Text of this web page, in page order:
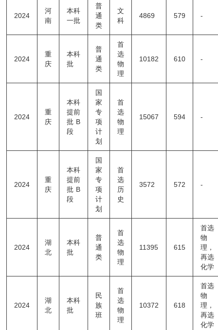
2024
河
南
本科
一批
普
通
类
文
科
4869 579 -
2024
重
庆
本科
批
普
通
类
首
选
物
理
10182 610 -
2024
重
庆
本科
提前
批B
段
国
家
专
项
计
划
首
选
物
理
15067 594 -
2024
重
庆
本科
提前
批B
段
国
家
专
项
计
划
首
选
历
史
3572 572 -
2024
湖
北
本科
批
普
通
类
首
选
物
理
11395 615
首选
物
理，
再选
化学
2024
湖
北
本科
批
民
族
班
首
选
物
理
10372 618
首选
物
理，
再选
化学